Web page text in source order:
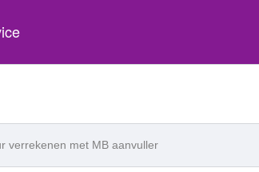
verrekenen met MB aanvuller